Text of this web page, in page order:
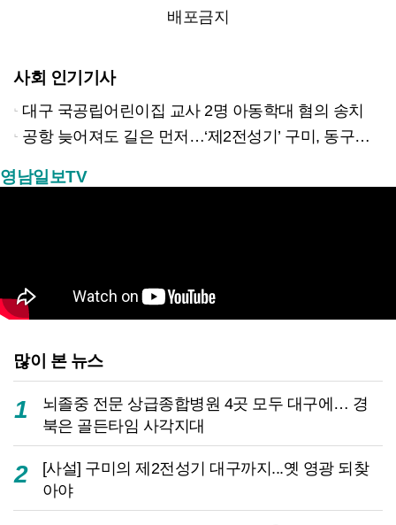
배포금지
사회 인기기사
대구 국공립어린이집 교사 2명 아동학대 혐의 송치
공항 늦어져도 길은 먼저…‘제2전성기’ 구미, 동구미역 더 절실
영남일보TV
많이 본 뉴스
1
뇌졸중 전문 상급종합병원 4곳 모두 대구에… 경
북은 골든타임 사각지대
2
[사설] 구미의 제2전성기 대구까지...옛 영광 되찾
아야